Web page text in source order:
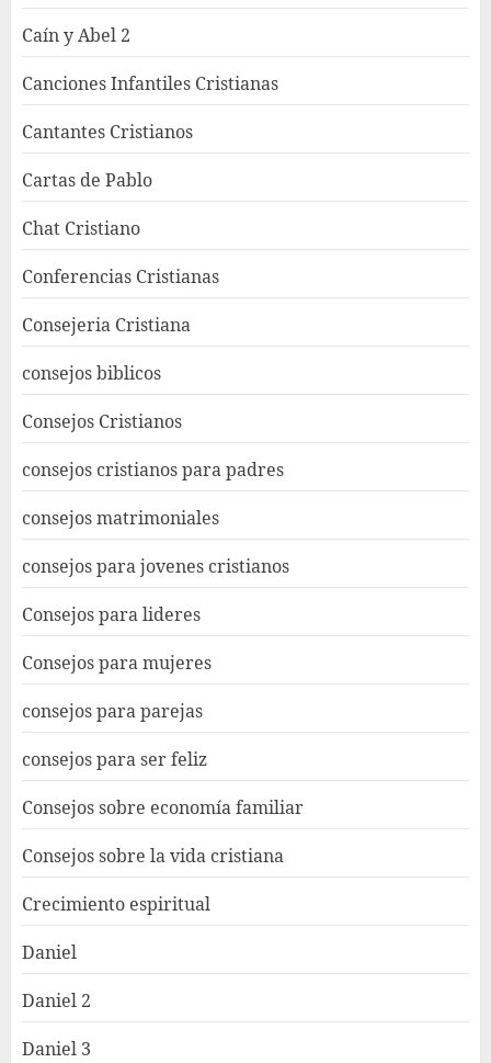
Caín y Abel 2
Canciones Infantiles Cristianas
Cantantes Cristianos
Cartas de Pablo
Chat Cristiano
Conferencias Cristianas
Consejeria Cristiana
consejos biblicos
Consejos Cristianos
consejos cristianos para padres
consejos matrimoniales
consejos para jovenes cristianos
Consejos para lideres
Consejos para mujeres
consejos para parejas
consejos para ser feliz
Consejos sobre economía familiar
Consejos sobre la vida cristiana
Crecimiento espiritual
Daniel
Daniel 2
Daniel 3